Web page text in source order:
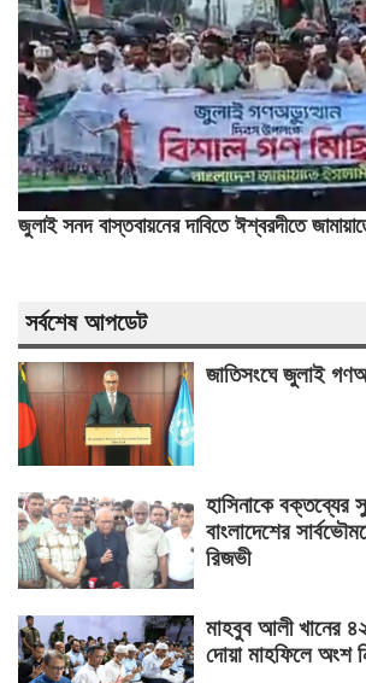
জুলাই সনদ বাস্তবায়নের দাবিতে ঈশ্বরদীতে
সর্বশেষ আপডেট
জাতিসংঘে জুলাই
হাসিনাকে বক্তব্যের
বাংলাদেশের
রিজভী
মাহবুব আলী খানের
দোয়া মাহফিলে অংশ